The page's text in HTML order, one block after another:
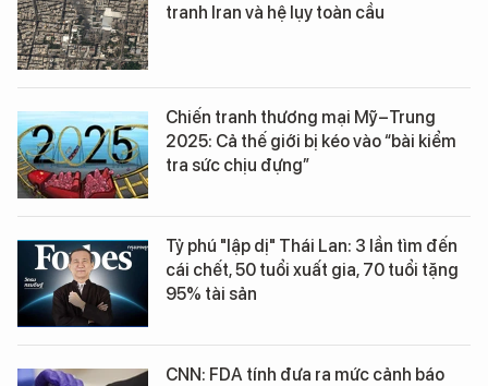
tranh Iran và hệ lụy toàn cầu
Chiến tranh thương mại Mỹ–Trung
2025: Cả thế giới bị kéo vào “bài kiểm
tra sức chịu đựng”
Tỷ phú "lập dị" Thái Lan: 3 lần tìm đến
cái chết, 50 tuổi xuất gia, 70 tuổi tặng
95% tài sản
CNN: FDA tính đưa ra mức cảnh báo